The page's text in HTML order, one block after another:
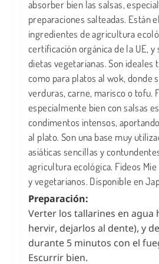
absorber bien las salsas,
preparaciones salteadas. Están
ingredientes de agricultura
certificación orgánica de la UE, y
dietas vegetarianas. Son ideales
como para platos al wok, donde
verduras, carne, marisco o tofu.
especialmente bien con salsas
condimentos intensos,
al plato. Son una base muy
asiáticas sencillas y
agricultura ecológica. Fideos
y vegetarianos. Disponible en
Preparación:
Verter los tallarines en agua
hervir, dejarlos al dente), y
durante 5 minutos con el
Escurrir bien.